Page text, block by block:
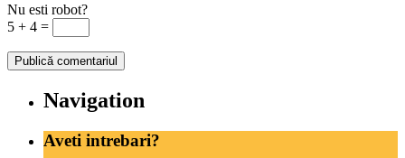
Nu esti robot?
5 + 4 =
Navigation
Aveti intrebari?